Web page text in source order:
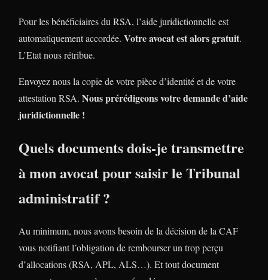
Pour les bénéficiaires du RSA, l’aide juridictionnelle est
automatiquement accordée. Votre avocat est alors gratuit.
L’Etat nous rétribue.
Envoyez nous la copie de votre pièce d’identité et de votre
attestation RSA. Nous prérédigeons votre demande d’aide
juridictionnelle !
Quels documents dois-je transmettre
à mon avocat pour saisir le Tribunal
administratif ?
Au minimum, nous avons besoin de la décision de la CAF
vous notifiant l’obligation de rembourser un trop perçu
d’allocations (RSA, APL, ALS…). Et tout document